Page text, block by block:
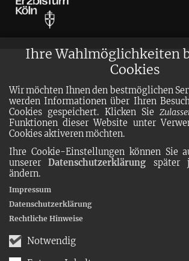
Ihre Wahlmöglichkeiten
Cookies
Wir möchten Ihnen den bestmöglichen
werden Informationen über Ihren
Cookies gespeichert. Klicken Sie
Funktionen dieser Website unter
Cookies aktiveren möchten.
Ihre Cookie-Einstellungen können Sie
unsererDatenschutzerklärung später
ändern.
Notwendig
Impressum
Datenschutzerklärung
Rechtliche Hinweise